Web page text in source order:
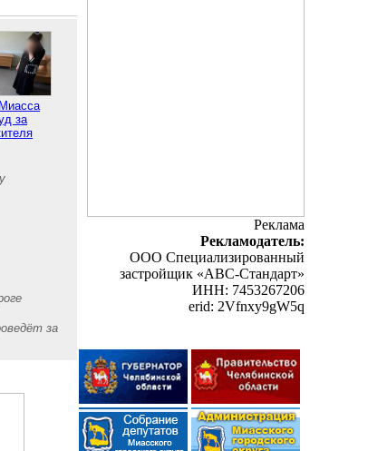
за
за
Реклама
Рекламодатель:
ООО Специализированный
застройщик «АВС-Стандарт»
ИНН: 7453267206
erid: 2Vfnxy9gW5q